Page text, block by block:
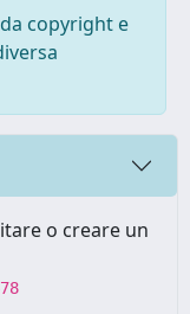
copyright e
o creare un